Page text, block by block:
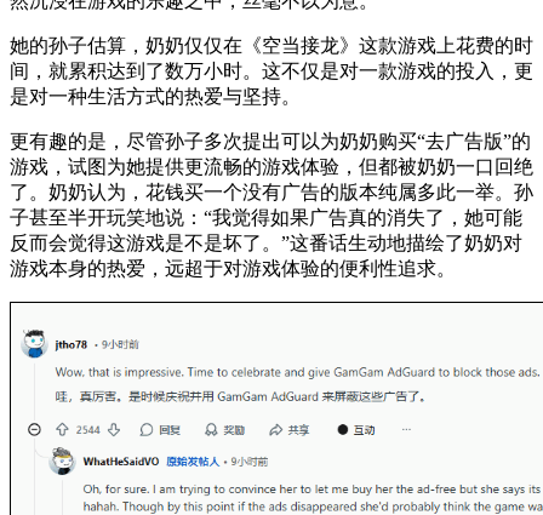
她的孙子估算，奶奶仅仅在《空当接龙》这款游戏上花费的时
间，就累积达到了数万小时。这不仅是对一款游戏的投入，更
是对一种生活方式的热爱与坚持。
更有趣的是，尽管孙子多次提出可以为奶奶购买“去广告版”的
游戏，试图为她提供更流畅的游戏体验，但都被奶奶一口回绝
了。奶奶认为，花钱买一个没有广告的版本纯属多此一举。孙
子甚至半开玩笑地说：“我觉得如果广告真的消失了，她可能
反而会觉得这游戏是不是坏了。”这番话生动地描绘了奶奶对
游戏本身的热爱，远超于对游戏体验的便利性追求。